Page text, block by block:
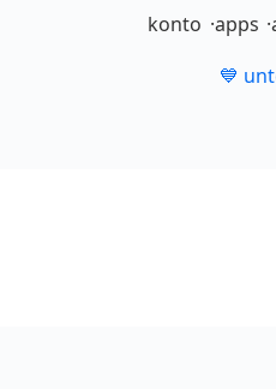
konto apps
💙